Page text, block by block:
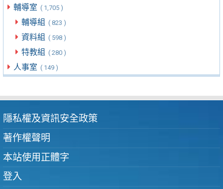
輔導室 ( 1,705 )
輔導組 ( 823 )
資料組 ( 598 )
特教組 ( 280 )
人事室 ( 149 )
隱私權及資訊安全政策
著作權聲明
本站使用正體字
登入